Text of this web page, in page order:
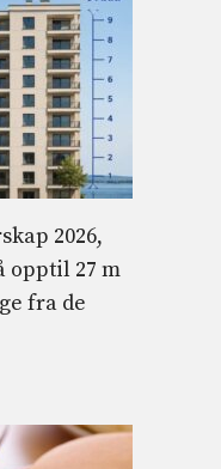
2026,
opptil 27 m
fra de